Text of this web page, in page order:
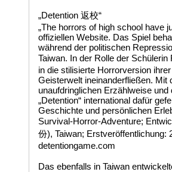
„Detention 返校“
„The horrors of high school have
offiziellen Website. Das Spiel
während der politischen
Taiwan. In der Rolle der
in die stilisierte Horrorversion
Geisterwelt ineinanderfließen. Mit
unaufdringlichen Erzählweise
„Detention“ international dafür
Geschichte und persönlichen
Survival-Horror-Adventure;
份), Taiwan; Erstveröffentlichung:
detentiongame.com
Das ebenfalls in Taiwan